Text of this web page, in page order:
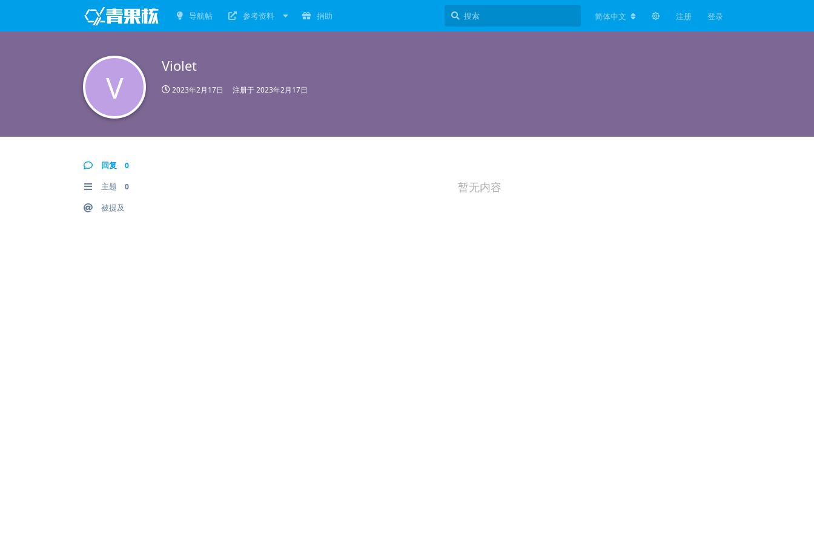
导航帖 参考资料 捐助 简体中文 注册 登录
V
Violet
2023年2月17日 注册于2023年2月17日
回复 0
主题 0
被提及
暂无内容